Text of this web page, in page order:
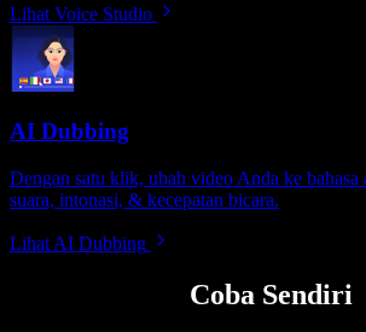
Lihat Voice Studio
AI Dubbing
Dengan satu klik, ubah video Anda ke bahasa
suara, intonasi, & kecepatan bicara.
Lihat AI Dubbing
Coba Sendiri